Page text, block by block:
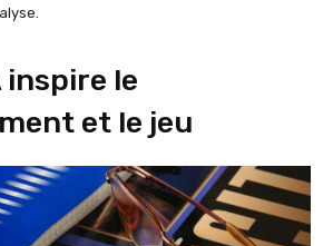
inspire le
et le jeu